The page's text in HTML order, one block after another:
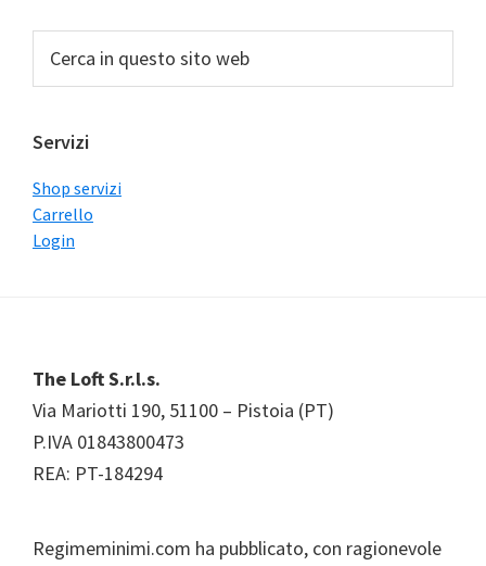
web
Servizi
Shop servizi
Carrello
Login
Footer
The Loft S.r.l.s.
Via Mariotti 190, 51100 – Pistoia (PT)
P.IVA 01843800473
REA: PT-184294
Regimeminimi.com ha pubblicato, con ragionevole